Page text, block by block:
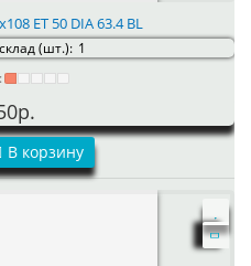
ET 50 DIA 63.4 BL
(шт.): 1
В корзину